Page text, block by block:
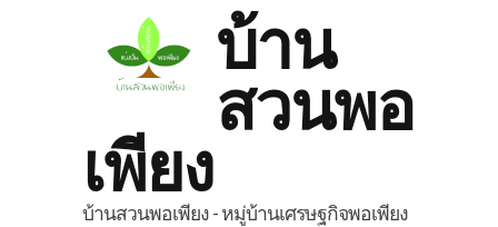
บ้าน
สวนพอ
เพียง
บ้านสวนพอเพียง - หมู่บ้านเศรษฐกิจพอเพียง